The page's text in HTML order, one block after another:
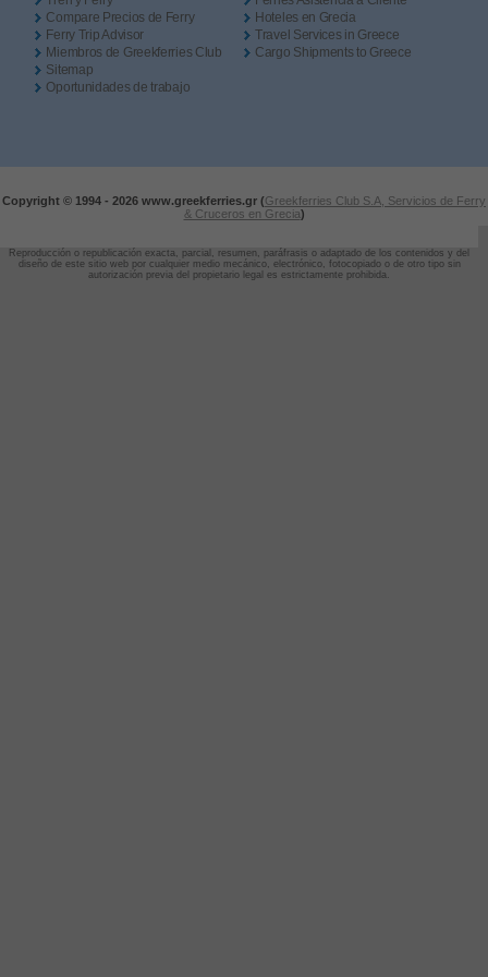
Compare Precios de Ferry
Ferry Trip Advisor
Miembros de Greekferries Club
Sitemap
Oportunidades de trabajo
Hoteles en Grecia
Travel Services in Greece
Cargo Shipments to Greece
Copyright © 1994 - 2026 www.greekferries.gr (Greekferries Club S.A, Servicios de Ferry
& Cruceros en Grecia)
Reproducción o republicación exacta, parcial, resumen, paráfrasis o adaptado de los contenidos y del
diseño de este sitio web por cualquier medio mecánico, electrónico, fotocopiado o de otro tipo sin
autorización previa del propietario legal es estrictamente prohibida.